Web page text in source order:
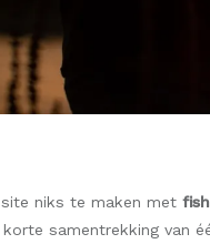
niks te maken met
samentrekking van